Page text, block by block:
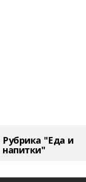
Рубрика "Еда и
напитки"